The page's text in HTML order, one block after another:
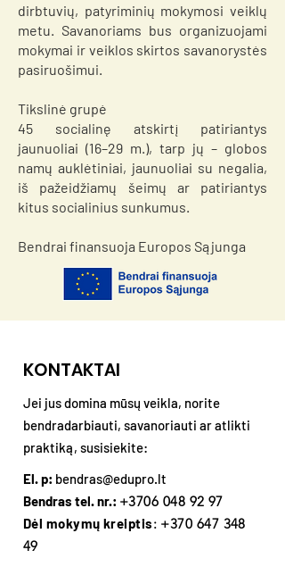
dirbtuvių, patyriminių mokymosi veiklų
metu. Savanoriams bus organizuojami
mokymai ir veiklos skirtos savanorystės
pasiruošimui.
Tikslinė grupė
45 socialinę atskirtį patiriantys
jaunuoliai (16–29 m.), tarp jų – globos
namų auklėtiniai, jaunuoliai su negalia,
iš pažeidžiamų šeimų ar patiriantys
kitus socialinius sunkumus.
Bendrai finansuoja Europos Sąjunga
KONTAKTAI
Jei jus domina mūsų veikla, norite
bendradarbiauti, savanoriauti ar atlikti
praktiką, susisiekite:
El. p: bendras@edupro.lt
Bendras tel. nr.: +3706 048 92 97
Dėl mokymų kreiptis: +370 647 348
49